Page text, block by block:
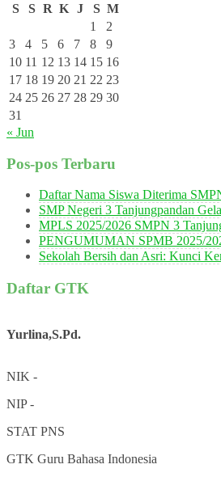
S
S R K J S M
1
2
3
4 5 6 7 8
9
10 11 12 13 14 15 16
17 18 19 20 21 22 23
24 25 26 27 28 29 30
31
« Jun
Pos-pos Terbaru
Daftar Nama Siswa Diterima
SMP Negeri 3 Tanjungpandan
MPLS 2025/2026 SMPN 3
PENGUMUMAN SPMB 2025/
Sekolah Bersih dan Asri: Kunci
Daftar GTK
Yurlina,S.Pd.
NIK -
NIP-
STAT PNS
GTK Guru Bahasa Indonesia